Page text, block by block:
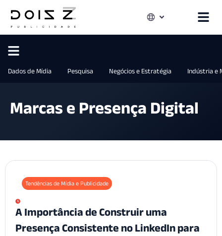
Dados de Mídia Pesquisa Negócios e Estratégia Indústria e
Marcas e Presença Digital
Tendências de Mídia e Publicidade
A Importância de Construir uma
Presença Consistente no LinkedIn para